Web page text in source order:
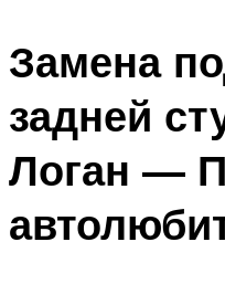
Замена
задней
Логан —